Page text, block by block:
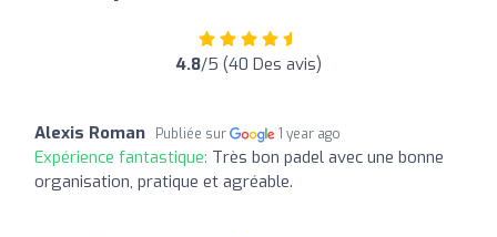
4.8/5 (40 Des avis)
Alexis Roman Publiée sur 1 year ago
Expérience fantastique: Très bon padel avec une bonne
organisation, pratique et agréable.